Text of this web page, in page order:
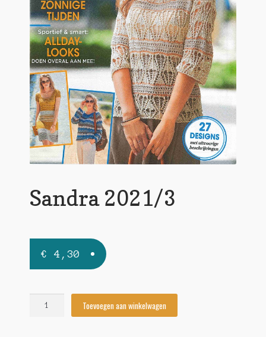
Sandra 2021/3
€ 4,30
Toevoegen aan winkelwagen